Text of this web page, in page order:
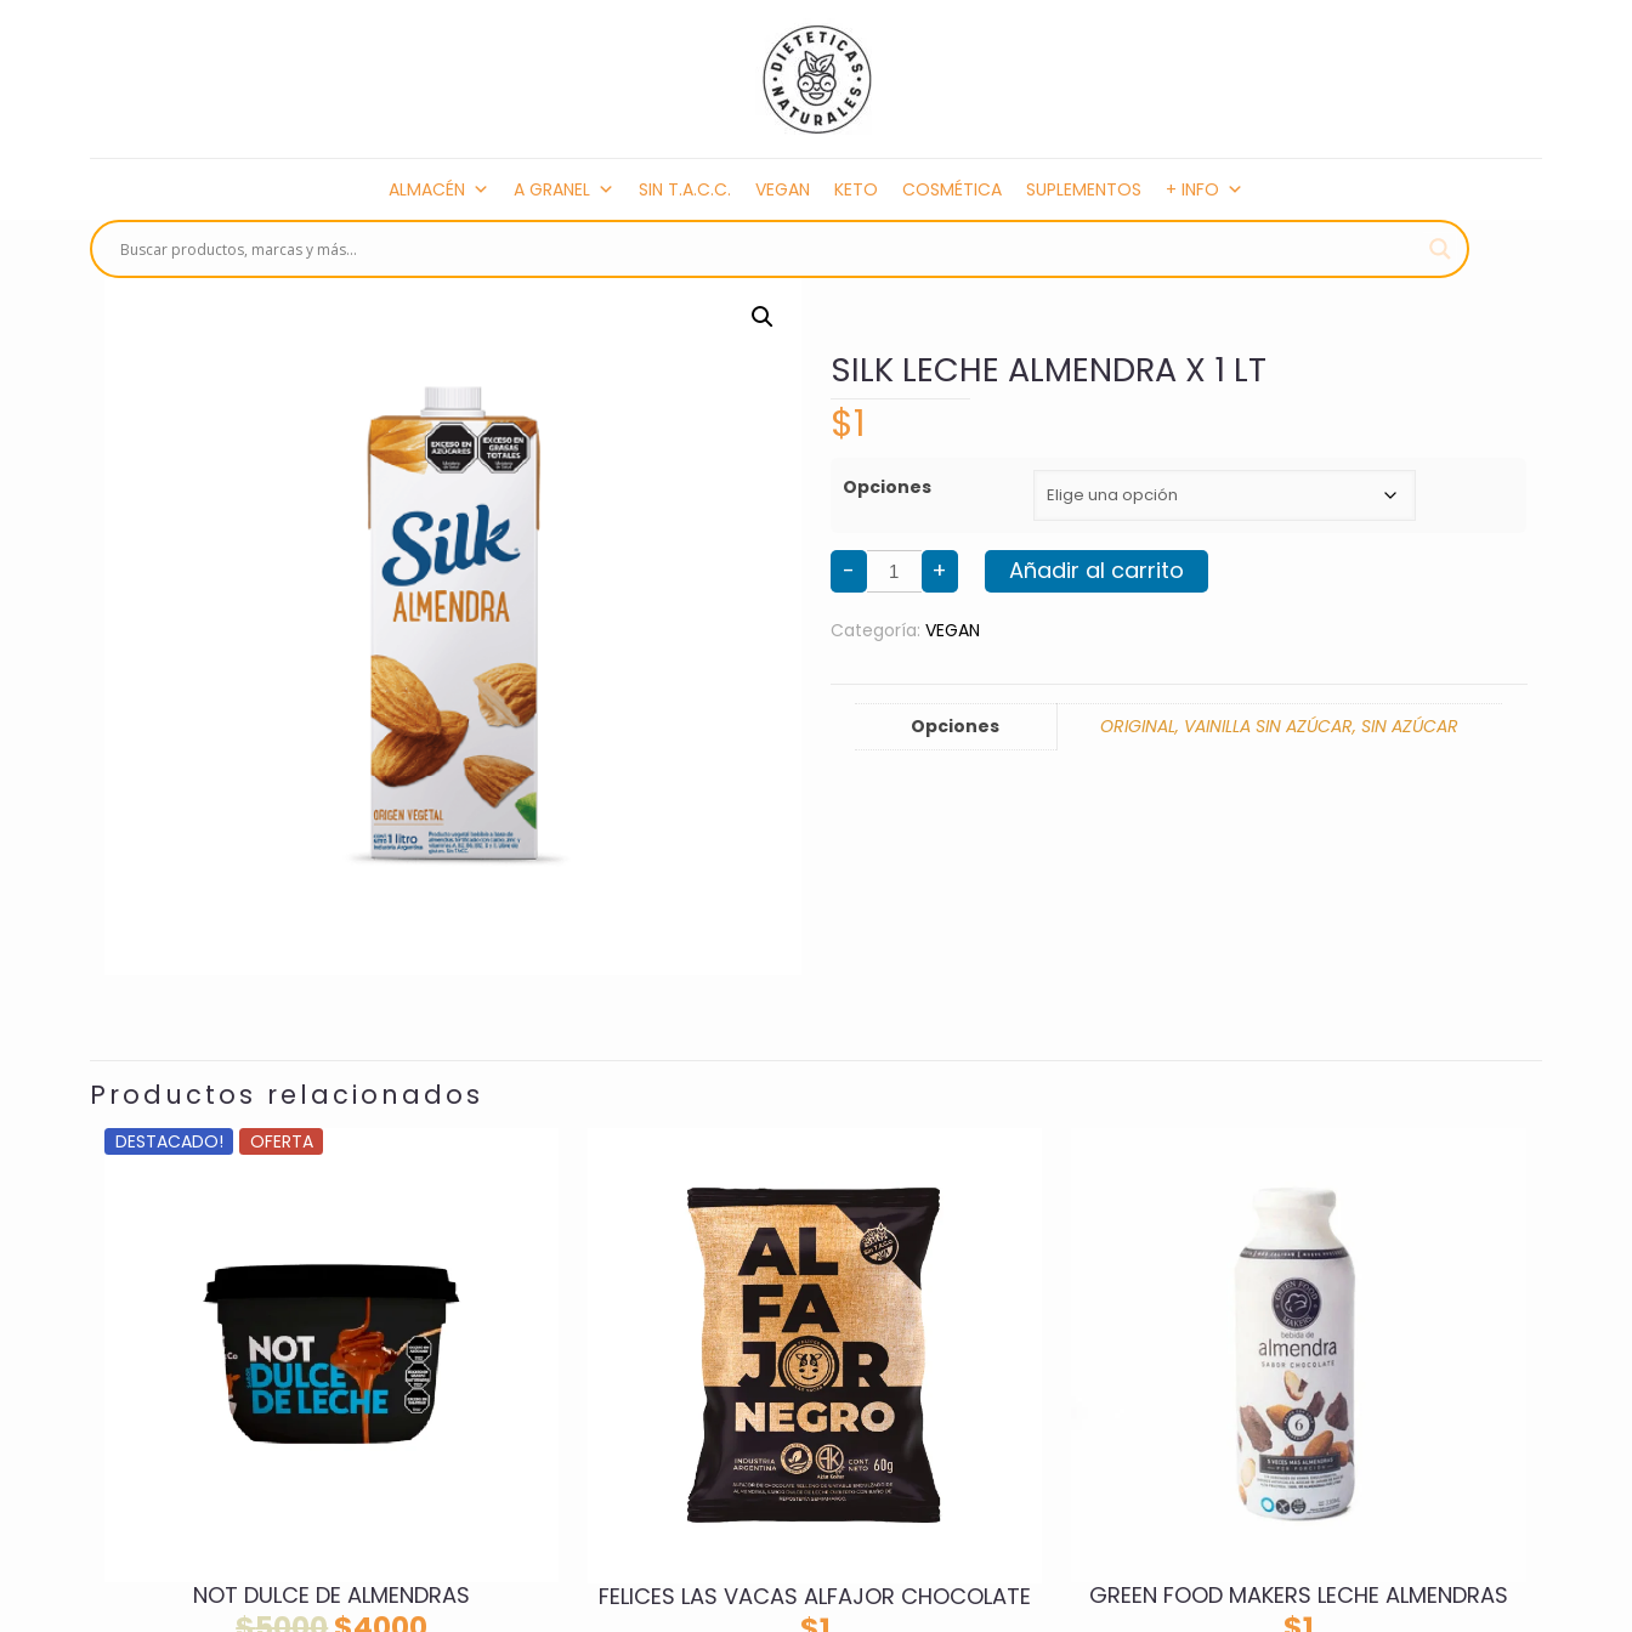
ALMACÉN A GRANEL SIN T.A.C.C. VEGAN KETO COSMÉTICA SUPLEMENTOS + INFO
SILK LECHE ALMENDRA X 1 LT
$1
Opciones
- SILK
LECHE
ALMENDRA
1
LT
+ Añadir al carrito
Categoría: VEGAN
Opciones ORIGINAL, VAINILLA SIN AZÚCAR, SIN AZÚCAR
Productos relacionados
DESTACADO! OFERTA
NOT DULCE DE ALMENDRAS FELICES LAS VACAS ALFAJOR CHOCOLATE GREEN FOOD MAKERS LECHE ALMENDRAS